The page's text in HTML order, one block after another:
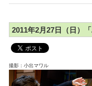
2011年2月27日（日）
撮影：小出マワル